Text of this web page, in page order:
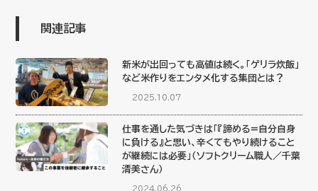
関連記事
新米が出回っても高値は続く。「ゲリラ炊飯」
など米作りをエンタメ化する集団とは？
2025.10.07
仕事を通した気づきは「『諦める=自分自身
に負ける』と思い、辛くてもやり続けること
が継続には必要」（ソフトクリーム職人／千葉
清美さん）
2024.06.26